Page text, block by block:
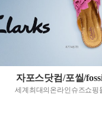
자포스닷컴/포씰/
세계최대의온라인슈즈쇼핑